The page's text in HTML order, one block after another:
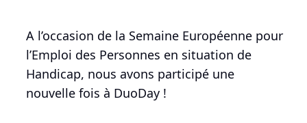
A l’occasion de la Semaine Européenne pour
l’Emploi des Personnes en situation de
Handicap, nous avons participé une
nouvelle fois à DuoDay !